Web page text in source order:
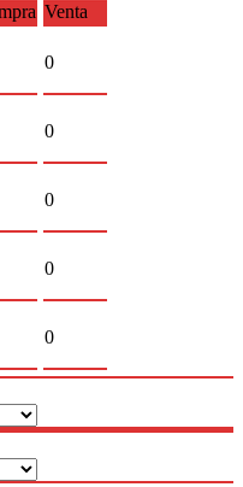
Venta
0
0
0
0
0